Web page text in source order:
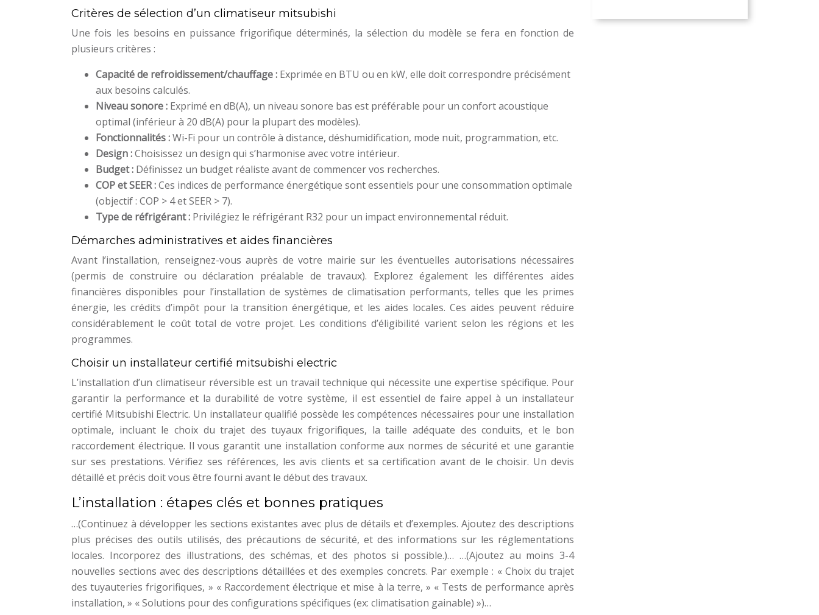
Critères de sélection d’un climatiseur mitsubishi
Une fois les besoins en puissance frigorifique déterminés, la sélection du modèle se fera en fonction de
plusieurs critères :
Capacité de refroidissement/chauffage : Exprimée en BTU ou en kW, elle doit correspondre précisément
aux besoins calculés.
Niveau sonore : Exprimé en dB(A), un niveau sonore bas est préférable pour un confort acoustique
optimal (inférieur à 20 dB(A) pour la plupart des modèles).
Fonctionnalités :Wi-Fi pour un contrôle à distance, déshumidification, mode nuit, programmation, etc.
Design :Choisissez un design qui s’harmonise avec votre intérieur.
Budget : Définissez un budget réaliste avant de commencer vos recherches.
COP et SEER :Ces indices de performance énergétique sont essentiels pour une consommation optimale
(objectif : COP > 4 et SEER > 7).
Type de réfrigérant : Privilégiez le réfrigérant R32 pour un impact environnemental réduit.
Démarches administratives et aides financières
Avant l’installation, renseignez-vous auprès de votre mairie sur les éventuelles autorisations nécessaires
(permis de construire ou déclaration préalable de travaux). Explorez également les différentes aides
financières disponibles pour l’installation de systèmes de climatisation performants, telles que les primes
énergie, les crédits d’impôt pour la transition énergétique, et les aides locales. Ces aides peuvent réduire
considérablement le coût total de votre projet. Les conditions d’éligibilité varient selon les régions et les
programmes.
Choisir un installateur certifié mitsubishi electric
L’installation d’un climatiseur réversible est un travail technique qui nécessite une expertise spécifique. Pour
garantir la performance et la durabilité de votre système, il est essentiel de faire appel à un installateur
certifié Mitsubishi Electric. Un installateur qualifié possède les compétences nécessaires pour une installation
optimale, incluant le choix du trajet des tuyaux frigorifiques, la taille adéquate des conduits, et le bon
raccordement électrique. Il vous garantit une installation conforme aux normes de sécurité et une garantie
sur ses prestations. Vérifiez ses références, les avis clients et sa certification avant de le choisir. Un devis
détaillé et précis doit vous être fourni avant le début des travaux.
L’installation : étapes clés et bonnes pratiques
…(Continuez à développer les sections existantes avec plus de détails et d’exemples. Ajoutez des descriptions
plus précises des outils utilisés, des précautions de sécurité, et des informations sur les réglementations
locales. Incorporez des illustrations, des schémas, et des photos si possible.)… …(Ajoutez au moins 3-4
nouvelles sections avec des descriptions détaillées et des exemples concrets. Par exemple : « Choix du trajet
des tuyauteries frigorifiques, » « Raccordement électrique et mise à la terre, » « Tests de performance après
installation, » « Solutions pour des configurations spécifiques (ex: climatisation gainable) »)…